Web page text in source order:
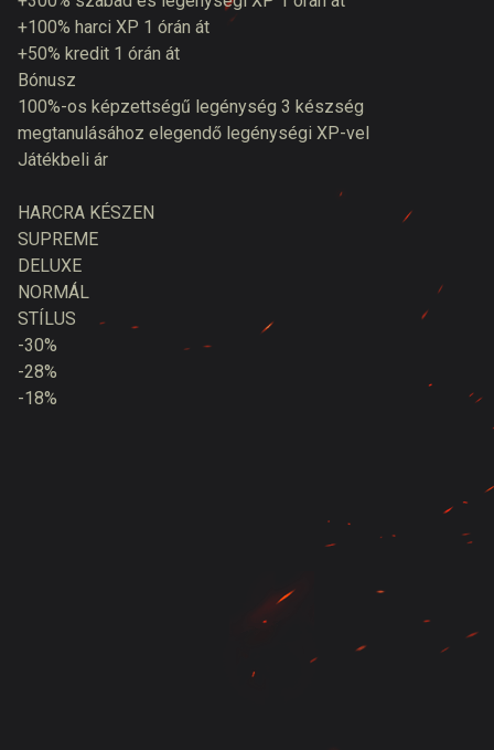
+100% harci XP 1 órán át
+50% kredit 1 órán át
Bónusz
100%-os képzettségű legénység 3 készség
megtanulásához elegendő legénységi XP-vel
Játékbeli ár
HARCRA KÉSZEN
SUPREME
DELUXE
NORMÁL
STÍLUS
-30%
-28%
-18%